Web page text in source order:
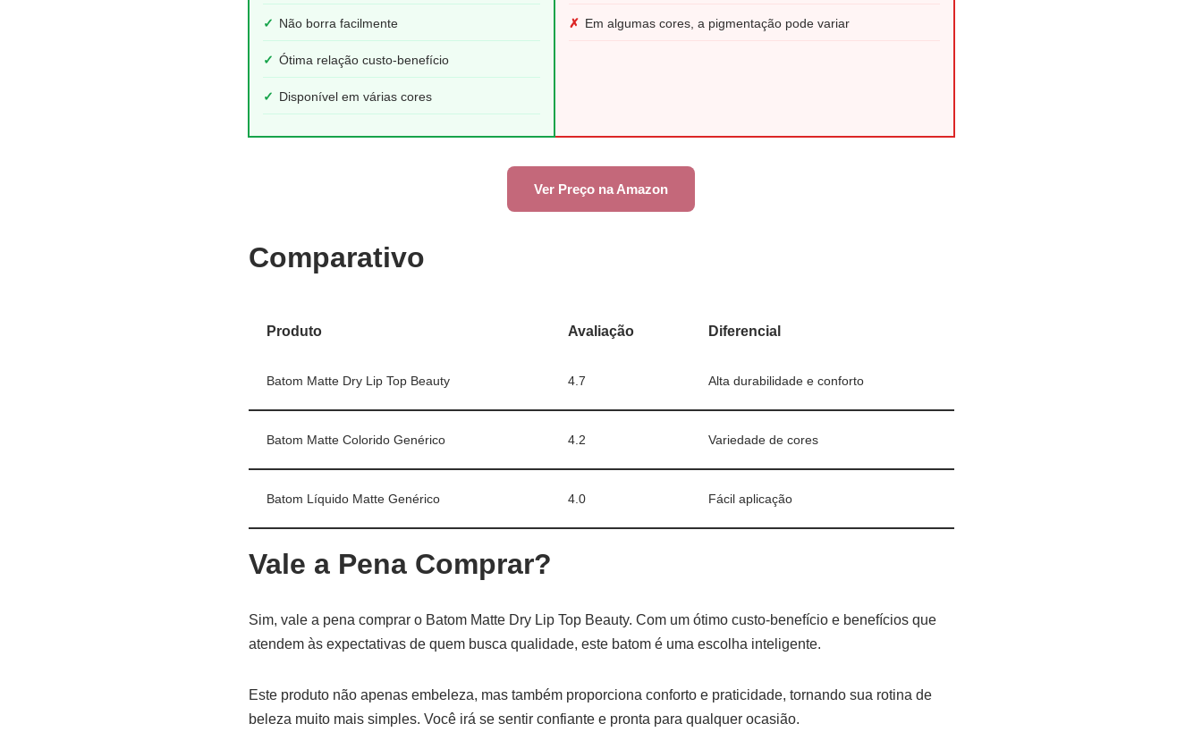
✓ Não borra facilmente
✓ Ótima relação custo-benefício
✓ Disponível em várias cores
✗ Em algumas cores, a pigmentação pode variar
Ver Preço na Amazon
Comparativo
Produto Avaliação Diferencial
Batom Matte Dry Lip Top Beauty 4.7 Alta durabilidade e conforto
Batom Matte Colorido Genérico 4.2 Variedade de cores
Batom Líquido Matte Genérico 4.0 Fácil aplicação
Vale a Pena Comprar?
Sim, vale a pena comprar o Batom Matte Dry Lip Top Beauty. Com um ótimo custo-benefício e benefícios que
atendem às expectativas de quem busca qualidade, este batom é uma escolha inteligente.
Este produto não apenas embeleza, mas também proporciona conforto e praticidade, tornando sua rotina de
beleza muito mais simples. Você irá se sentir confiante e pronta para qualquer ocasião.